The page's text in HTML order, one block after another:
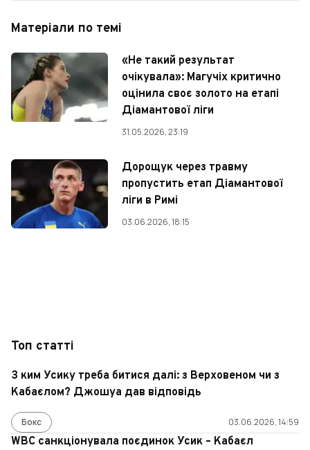
Матеріали по темі
«Не такий результат
очікувала»: Магучіх критично
оцінила своє золото на етапі
Діамантової ліги
31.05.2026, 23:19
Дорощук через травму
пропустить етап Діамантової
ліги в Римі
03.06.2026, 18:15
Топ статті
З ким Усику треба битися далі: з Верховеном чи з
Кабаєлом? Джошуа дав відповідь
Бокс 03.06.2026, 14:59
WBC санкціонувала поєдинок Усик – Кабаєл